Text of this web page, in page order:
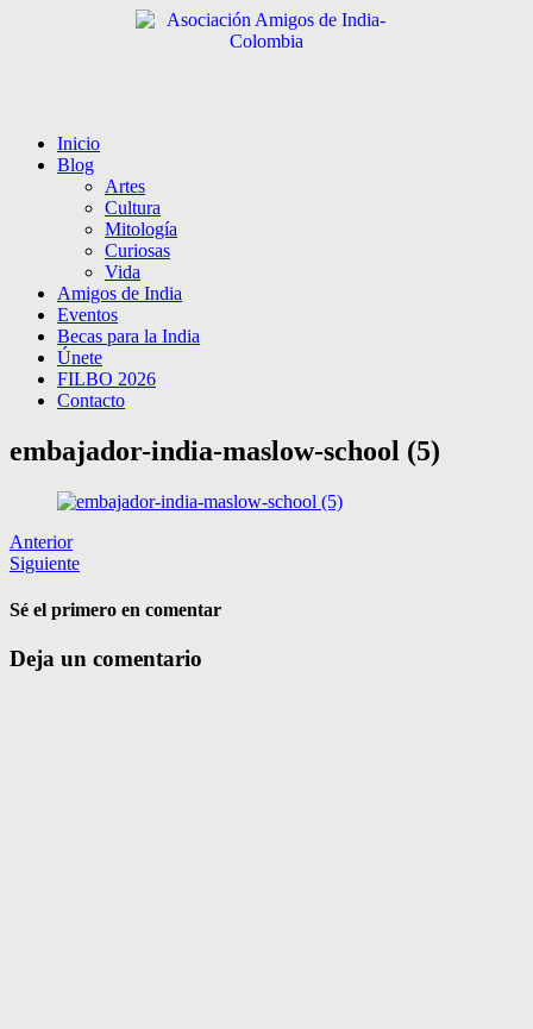
Inicio
Blog
Artes
Cultura
Mitología
Curiosas
Vida
Amigos de India
Eventos
Becas para la India
Únete
FILBO 2026
Contacto
embajador-india-maslow-school (5)
Anterior
Siguiente
Sé el primero en comentar
Deja un comentario